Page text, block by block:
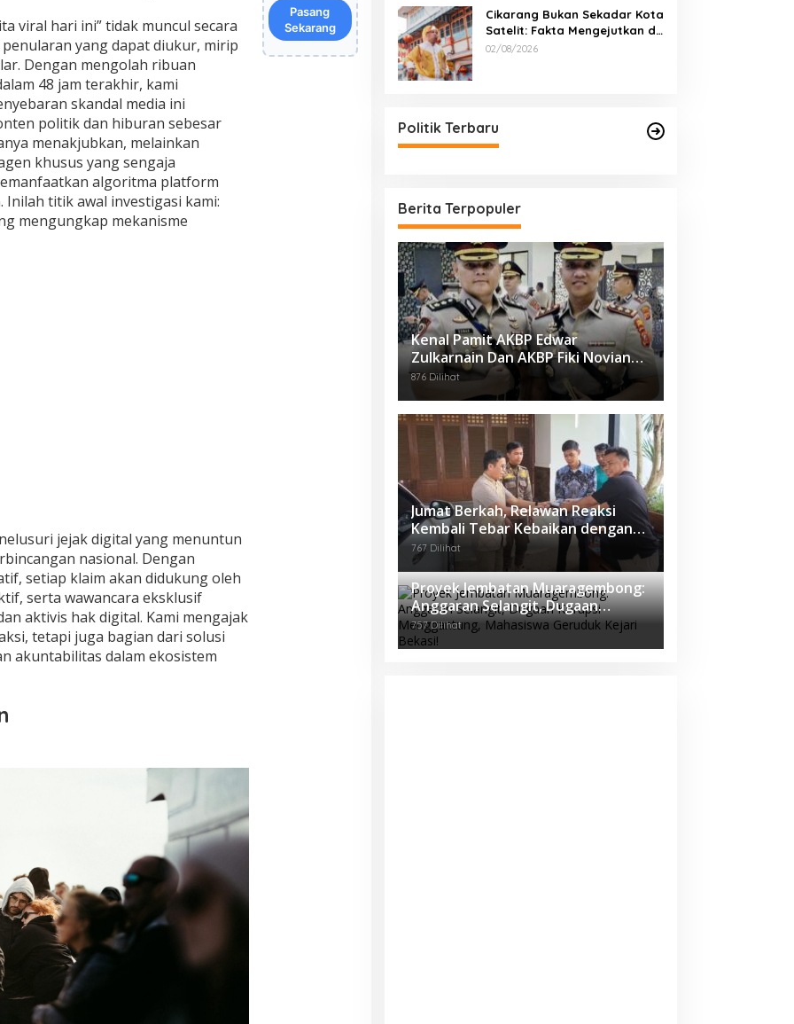
viral hari ini” tidak muncul secara
yang dapat diukur, mirip
Dengan mengolah ribuan
48 jam terakhir, kami
skandal media ini
politik dan hiburan sebesar
menakjubkan, melainkan
khusus yang sengaja
algoritma platform
titik awal investigasi kami:
mengungkap mekanisme
jejak digital yang menuntun
nasional. Dengan
setiap klaim akan didukung oleh
serta wawancara eksklusif
aktivis hak digital. Kami mengajak
tetapi juga bagian dari solusi
akuntabilitas dalam ekosistem
Pasang
Sekarang
Cikarang Bukan Sekadar Kota
Satelit: Fakta Mengejutkan di
Balik Ibu Kota Industri Jawa…
02/08/2026
Politik Terbaru
Berita Terpopuler
Kenal Pamit AKBP Edwar
Zulkarnain Dan AKBP Fiki Novian
Ardiansyah Resmi Jabat Kapolres
Karawang
876 Dilihat
Jumat Berkah, Relawan Reaksi
Kembali Tebar Kebaikan dengan
Nasi Kotak
767 Dilihat
Proyek Jembatan Muaragembong:
Anggaran Selangit, Dugaan
Korupsi Menggantung, Mahasiswa
Geruduk Kejari Bekasi!
757 Dilihat